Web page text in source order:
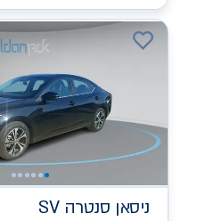
ניסאן SV סנטרה